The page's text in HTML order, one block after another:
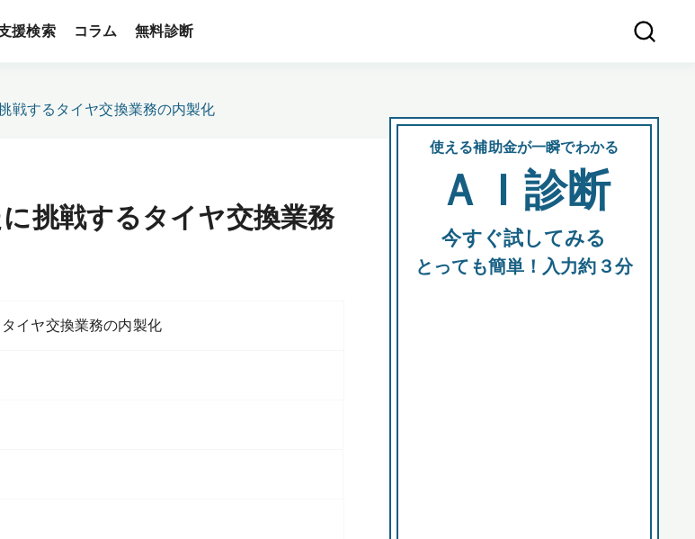
援検索 コラム 無料診断
戦するタイヤ交換業務の内製化
挑戦するタイヤ交換業務
イヤ交換業務の内製化
使える補助金が一瞬でわかる
ＡＩ診断
今すぐ試してみる
とっても簡単！入力約３分